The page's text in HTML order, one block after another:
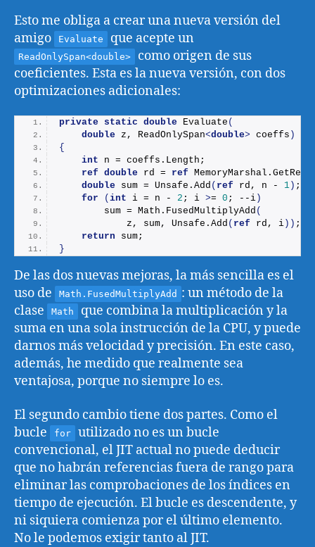
Esto me obliga a crear una nueva versión del
amigo
Evaluate que acepte un
ReadOnlySpan<double>
como origen de sus
coeficientes. Esta es la nueva versión, con dos
optimizaciones adicionales:
private static double Evaluate (
double z, ReadOnlySpan<double> coeffs )
{
int n = coeffs. Length ;
ref double rd = ref MemoryMarshal.
double sum = Unsafe. Add ( ref rd, n - 1 ) ;
for
( int i = n - 2 ; i >= 0 ; --i )
        sum = Math.
FusedMultiplyAdd (
            z, sum, Unsafe.
Add ( ref rd, i )) ;
return sum;
}
De las dos nuevas mejoras, la más sencilla es el
uso de
Math.FusedMultiplyAdd : un método de la
clase
Math
que combina la multiplicación y la
suma en una sola instrucción de la CPU, y puede
darnos más velocidad y precisión. En este caso,
además, he medido que realmente sea
ventajosa, porque no siempre lo es.
El segundo cambio tiene dos partes. Como el
bucle
for
utilizado no es un bucle
convencional, el JIT actual no puede deducir
que no habrán referencias fuera de rango para
eliminar las comprobaciones de los índices en
tiempo de ejecución. El bucle es descendente, y
ni siquiera comienza por el último elemento.
No le podemos exigir tanto al JIT.